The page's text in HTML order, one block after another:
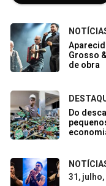
Grosso
de obra
Do
31,